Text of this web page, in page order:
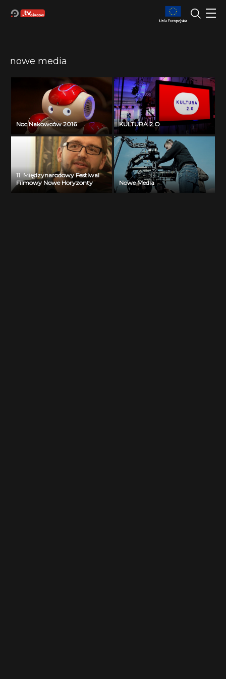
nowe media
Noc Nakowców 2016 KULTURA 2.O
11. Międzynarodowy Festiwal
Filmowy Nowe Horyzonty
Nowe Media